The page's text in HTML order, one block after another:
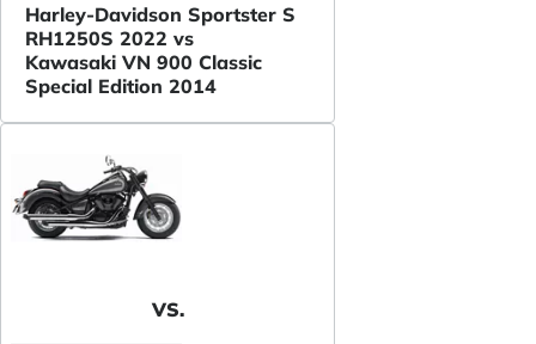
Harley-Davidson Sportster S
RH1250S 2022 vs
Kawasaki VN 900 Classic
Special Edition 2014
VS.